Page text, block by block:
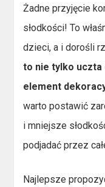
Żadne przyjęcie
słodkości! To
dzieci, a i dorośli
to nie tylko uczta
element
warto postawić
i mniejsze
podjadać przez
Najlepsze